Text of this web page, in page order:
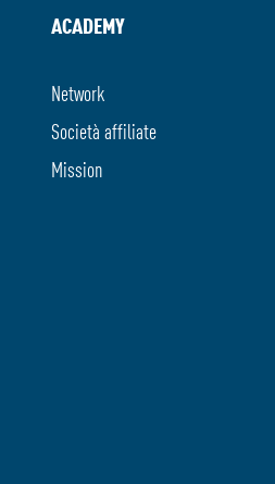
ACADEMY
Network
Società affiliate
Mission